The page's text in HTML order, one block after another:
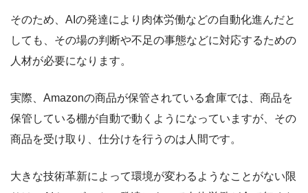
そのため、AIの発達により肉体労働などの自動化進んだと
しても、その場の判断や不足の事態などに対応するための
人材が必要になります。
実際、Amazonの商品が保管されている倉庫では、商品を
保管している棚が自動で動くようになっていますが、その
商品を受け取り、仕分けを行うのは人間です。
大きな技術革新によって環境が変わるようなことがない限